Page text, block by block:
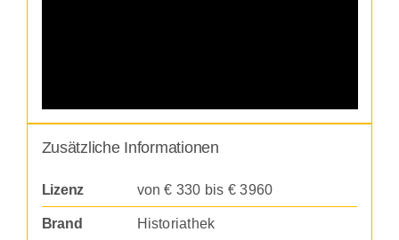
Zusätzliche Informationen
Lizenz von € 330 bis € 3960
Brand Historiathek